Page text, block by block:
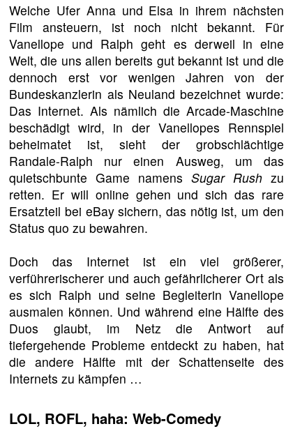
Welche Ufer Anna und Elsa in ihrem nächsten
Film ansteuern, ist noch nicht bekannt. Für
Vanellope und Ralph geht es derweil in eine
Welt, die uns allen bereits gut bekannt ist und die
dennoch erst vor wenigen Jahren von der
Bundeskanzlerin als Neuland bezeichnet wurde:
Das Internet. Als nämlich die Arcade-Maschine
beschädigt wird, in der Vanellopes Rennspiel
beheimatet ist, sieht der grobschlächtige
Randale-Ralph nur einen Ausweg, um das
quietschbunte Game namens Sugar Rushzu
retten. Er will online gehen und sich das rare
Ersatzteil bei eBay sichern, das nötig ist, um den
Status quo zu bewahren.
Doch das Internet ist ein viel größerer,
verführerischerer und auch gefährlicherer Ort als
es sich Ralph und seine Begleiterin Vanellope
ausmalen können. Und während eine Hälfte des
Duos glaubt, im Netz die Antwort auf
tiefergehende Probleme entdeckt zu haben, hat
die andere Hälfte mit der Schattenseite des
Internets zu kämpfen …
LOL, ROFL, haha: Web-Comedy